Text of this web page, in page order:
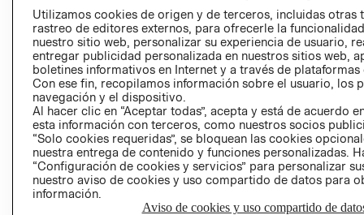
AVISO DE
PRIVACIDAD
GIFT CARD
AVISO DE
Utilizamos cookies de origen y de terceros, incluidas otras
rastreo de editores externos, para ofrecerle la
nuestro sitio web, personalizar su experiencia de usuario,
entregar publicidad personalizada en nuestros sitios web,
boletines informativos en Internet y a través de plataformas
Con ese fin, recopilamos información sobre el usuario, los
navegación y el dispositivo.
Al hacer clic en “Aceptar todas”, acepta y está de acuerdo
esta información con terceros, como nuestros socios
“Solo cookies requeridas”, se bloquean las cookies
nuestra entrega de contenido y funciones personalizadas.
“Configuración de cookies y servicios” para personalizar
nuestro aviso de cookies y uso compartido de datos para
información.
Aviso de cookies y uso compartido de